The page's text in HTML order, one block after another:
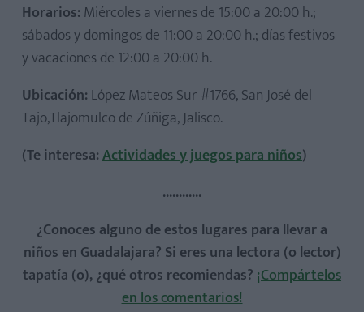
Horarios: Miércoles a viernes de 15:00 a 20:00 h.;
sábados y domingos de 11:00 a 20:00 h.; días festivos
y vacaciones de 12:00 a 20:00 h.
Ubicación: López Mateos Sur #1766, San José del
Tajo,Tlajomulco de Zúñiga, Jalisco.
(Te interesa:Actividades y juegos para niños)
............
¿Conoces alguno de estos lugares para llevar a
niños en Guadalajara? Si eres una lectora (o lector)
tapatía (o), ¿qué otros recomiendas? ¡Compártelos
en los comentarios!